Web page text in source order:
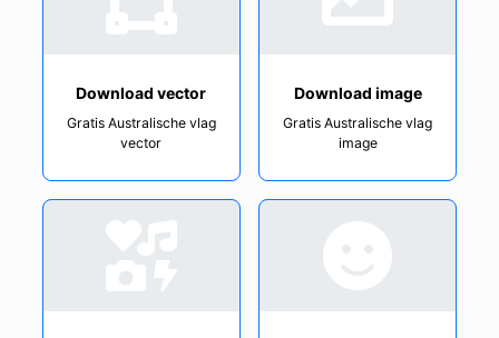
Download vector
Gratis Australische vlag
vector
Download image
Gratis Australische vlag
image